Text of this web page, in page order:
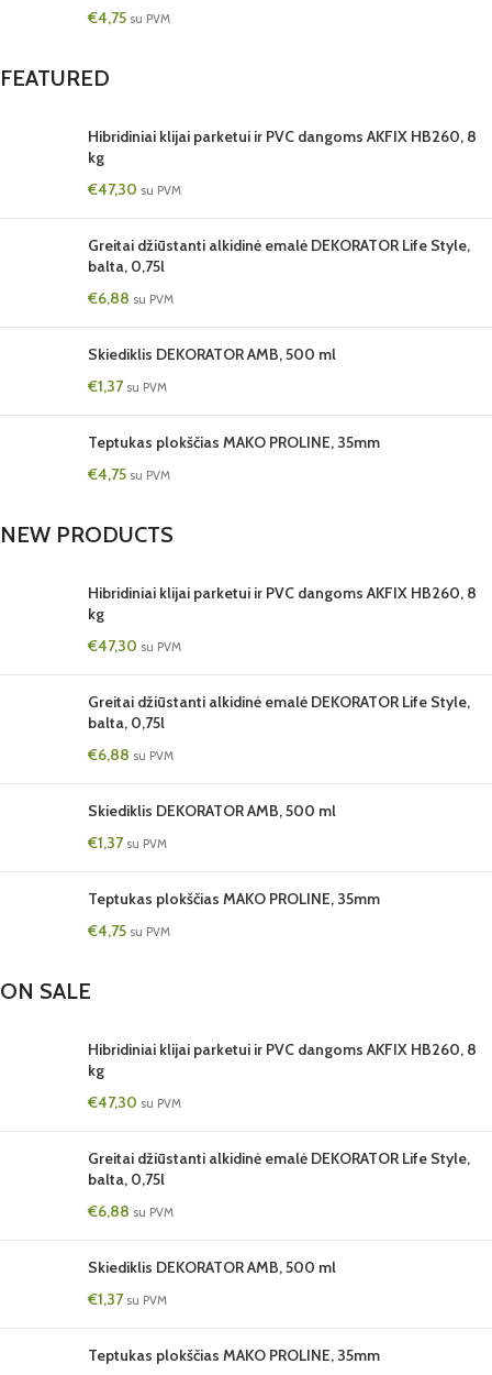
€4,75 su PVM
FEATURED
Hibridiniai klijai parketui ir PVC dangoms AKFIX HB260, 8
kg
€47,30 su PVM
Greitai džiūstanti alkidinė emalė DEKORATOR Life Style,
balta, 0,75l
€6,88 su PVM
Skiediklis DEKORATOR AMB, 500 ml
€1,37 su PVM
Teptukas plokščias MAKO PROLINE, 35mm
€4,75 su PVM
NEW PRODUCTS
Hibridiniai klijai parketui ir PVC dangoms AKFIX HB260, 8
kg
€47,30 su PVM
Greitai džiūstanti alkidinė emalė DEKORATOR Life Style,
balta, 0,75l
€6,88 su PVM
Skiediklis DEKORATOR AMB, 500 ml
€1,37 su PVM
Teptukas plokščias MAKO PROLINE, 35mm
€4,75 su PVM
ON SALE
Hibridiniai klijai parketui ir PVC dangoms AKFIX HB260, 8
kg
€47,30 su PVM
Greitai džiūstanti alkidinė emalė DEKORATOR Life Style,
balta, 0,75l
€6,88 su PVM
Skiediklis DEKORATOR AMB, 500 ml
€1,37 su PVM
Teptukas plokščias MAKO PROLINE, 35mm